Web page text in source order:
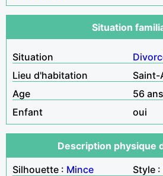
Situation
Situation
Lieu d'habitation
Age
56 ans
Enfant
oui
Description physique
Silhouette : Mince Style :